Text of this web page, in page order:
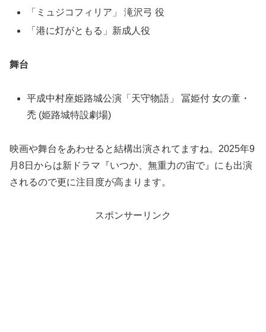
「ミュジコフィリア」 滝沢弓 役
「港に灯がともる」新成人役
舞台
平成中村座姫路城公演「天守物語」 冨姫付 女の童・
禿 (姫路城特設劇場)
映画や舞台をあわせると結構出演されてますね。2025年9
月8日からは新ドラマ『いつか、無重力の宙で』にも出演
されるので更に注目度が高まります。
スポンサーリンク